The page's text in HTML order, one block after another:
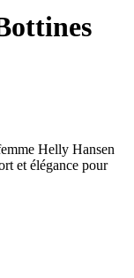
Helly Hansen
et élégance pour